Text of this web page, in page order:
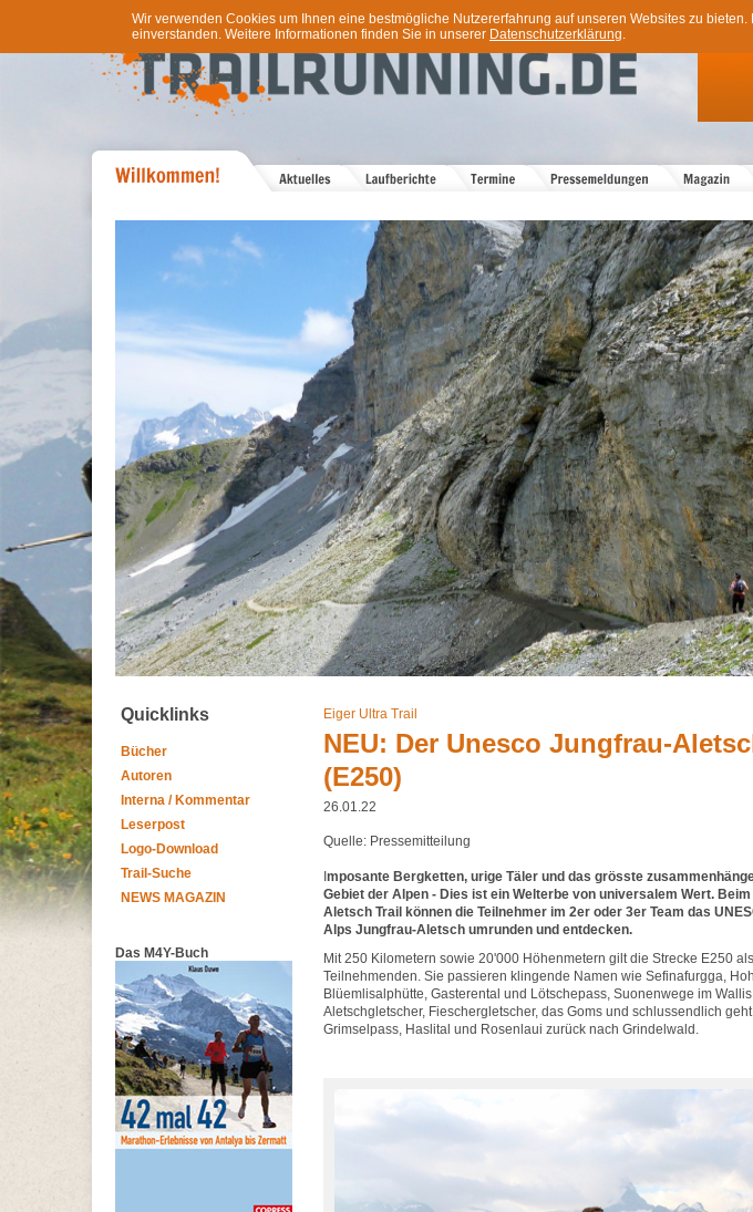
Wir verwenden Cookies um Ihnen eine bestmögliche Nutzererfahrung auf unseren Websites zu
einverstanden. Weitere Informationen finden Sie in unserer Datenschutzerklärung.
Quicklinks
Bücher
Autoren
Interna / Kommentar
Leserpost
Logo-Download
Trail-Suche
NEWS MAGAZIN
Das M4Y-Buch
Eiger Ultra Trail
NEU: Der Unesco Jungfrau-
(E250)
26.01.22
Quelle: Pressemitteilung
mposante Bergketten, urige Täler und das grösste
Gebiet der Alpen - Dies ist ein Welterbe von universalem Wert.
Aletsch Trail können die Teilnehmer im 2er oder 3er Team das
Alps Jungfrau-Aletsch umrunden und entdecken.
Mit 250 Kilometern sowie 20'000 Höhenmetern gilt die Strecke E250
Teilnehmenden. Sie passieren klingende Namen wie Sefinafurgga,
Blüemlisalphütte, Gasterental und Lötschepass, Suonenwege im
Aletschgletscher, Fieschergletscher, das Goms und schlussendlich
Grimselpass, Haslital und Rosenlaui zurück nach Grindelwald.